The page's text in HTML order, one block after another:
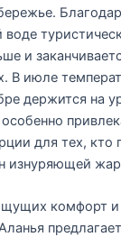
и
В июле
держится на
для тех, кто
изнуряющей
комфорт и